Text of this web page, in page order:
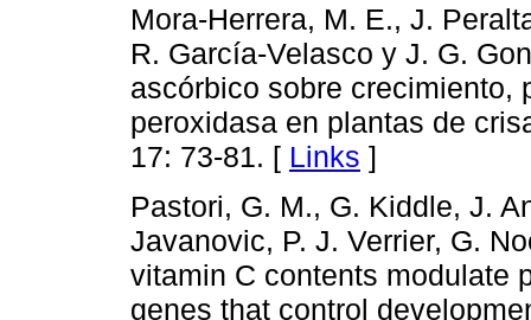
Mora-Herrera, M. E., J.
R. García-Velasco y J. G.
ascórbico sobre crecimiento,
peroxidasa en plantas de
17: 73-81. [ Links ]
Pastori, G. M., G. Kiddle, J.
Javanovic, P. J. Verrier, G.
vitamin C contents modulate
genes that control